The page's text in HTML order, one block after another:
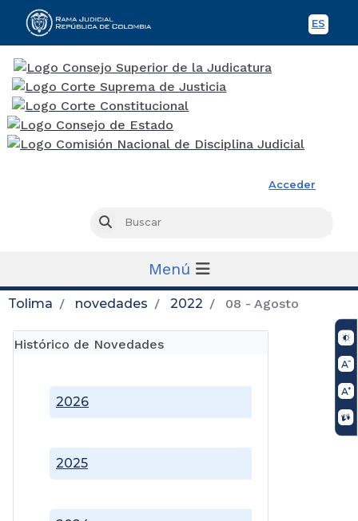
ES
Acceder
Buscar
Menú
Tolima novedades 2022 08 - Agosto
Histórico de Novedades
2025
2026